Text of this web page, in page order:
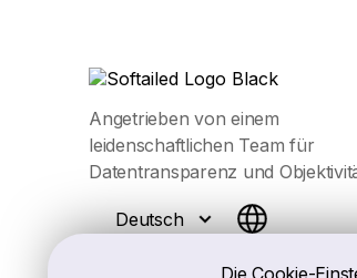
Die Cookie-
Angetrieben von einem
leidenschaftlichen Team für
Datentransparenz und
Deutsch